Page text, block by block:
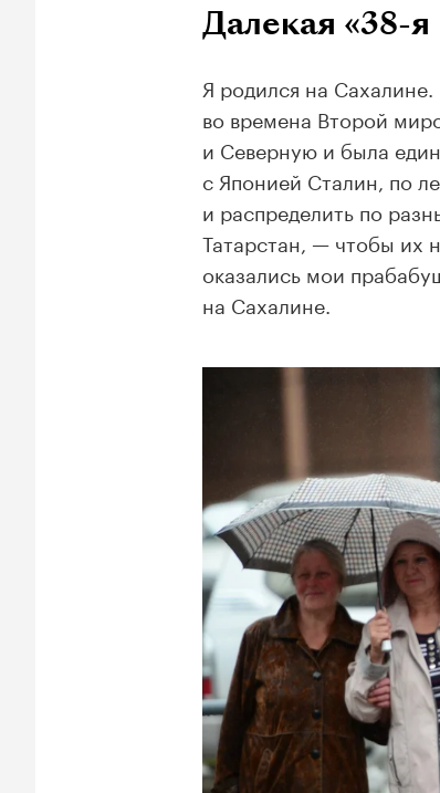
Далекая «38-я
Я родился на
во времена Второй
и Северную и была
с Японией Сталин, по
и распределить по
Татарстан, — чтобы их
оказались мои
на Сахалине.